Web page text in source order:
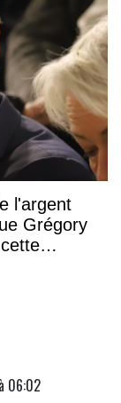
l'argent
Grégory
06:02